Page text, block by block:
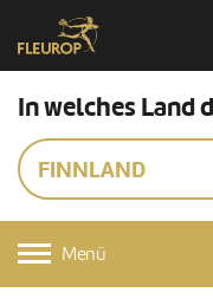
In welches Land
FINNLAND
Menü